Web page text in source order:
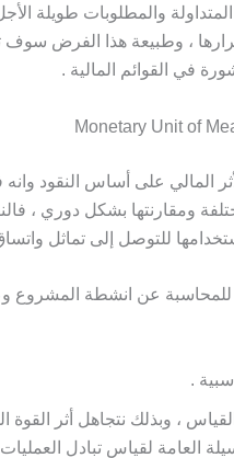
المتداولة والمطلوبات طويلة
، وطبيعة هذا الفرض
في القوائم المالية .
المالي على أساس النقود
ومقارنتها بشكل دوري ،
للتوصل إلى تماثل واتساق
للمحاسبة عن انشطة المشروع
.
، وبذلك نتجاهل أثر
العامة لقياس تبادل